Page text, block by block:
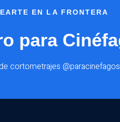
EN LA FRONTERA
para
cortometrajes @paracinefagos